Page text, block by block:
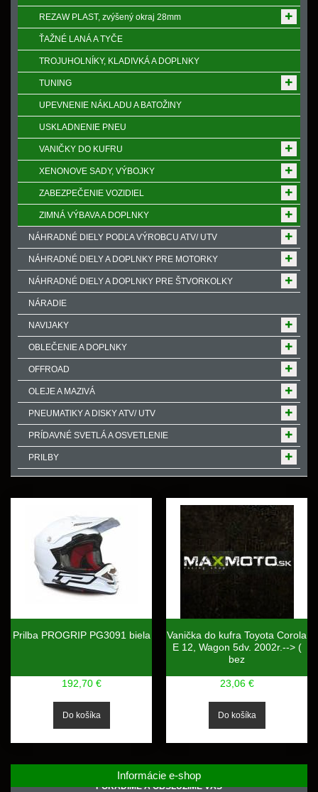
REZAW PLAST, zvýšený okraj 28mm
ŤAŽNÉ LANÁ A TYČE
TROJUHOLNÍKY, KLADIVKÁ A DOPLNKY
TUNING
UPEVNENIE NÁKLADU A BATOŽINY
USKLADNENIE PNEU
VANIČKY DO KUFRU
XENONOVE SADY, VÝBOJKY
ZABEZPEČENIE VOZIDIEL
ZIMNÁ VÝBAVA A DOPLNKY
NÁHRADNÉ DIELY PODĽA VÝROBCU ATV/ UTV
NÁHRADNÉ DIELY A DOPLNKY PRE MOTORKY
NÁHRADNÉ DIELY A DOPLNKY PRE ŠTVORKOLKY
NÁRADIE
NAVIJAKY
OBLEČENIE A DOPLNKY
OFFROAD
OLEJE A MAZIVÁ
PNEUMATIKY A DISKY ATV/ UTV
PRÍDAVNÉ SVETLÁ A OSVETLENIE
PRILBY
Prilba PROGRIP PG3091 biela
192,70 €
Vanička do kufra Toyota Corola
E 12, Wagon 5dv. 2002r.--> (
bez
23,06 €
Informácie e-shop
PORADÍME A OBSLÚŽIME VÁS